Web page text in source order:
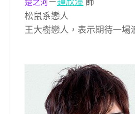
楚之河
松鼠系戀人
王大樹戀人，表示期待一場